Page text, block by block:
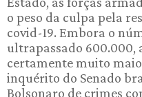
o peso da culpa pela
covid-19. Embora o
ultrapassado 600.000,
certamente muito
inquérito do Senado
Bolsonaro de crimes